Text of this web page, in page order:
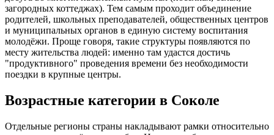
загородных коттеджах). Тем самым проходит объединение
родителей, школьных преподавателей, общественных центров
и муниципальных органов в единую систему воспитания
молодёжи. Проще говоря, такие структуры появляются по
месту жительства людей: именно там удастся достичь
"продуктивного" проведения времени без необходимости
поездки в крупные центры.
Возрастные категории в Соколе
Отдельные регионы страны накладывают рамки относительно